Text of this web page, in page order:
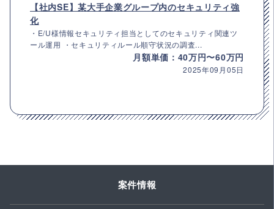
【社内SE】某大手企業グループ内のセキュリティ強
化
・E/U様情報セキュリティ担当としてのセキュリティ関連ツ
ール運用 ・セキュリティルール順守状況の調査...
月額単価：40万円〜60万円
2025年09月05日
案件情報